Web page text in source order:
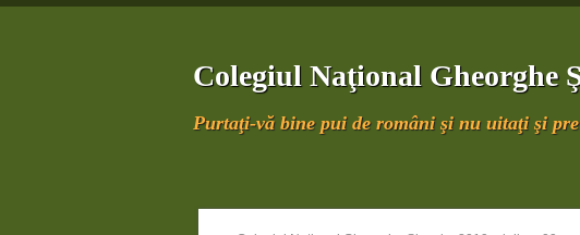
Colegiul Naţional Gheorghe
Purtaţi-vă bine pui de români şi nu uitaţi şi